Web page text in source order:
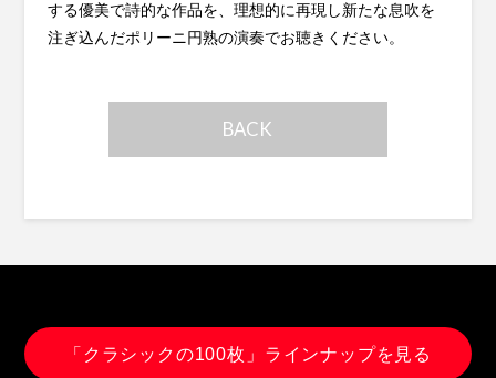
する優美で詩的な作品を、理想的に再現し新たな息吹を
注ぎ込んだポリーニ円熟の演奏でお聴きください。
BACK
「クラシックの100枚」ラインナップを見る